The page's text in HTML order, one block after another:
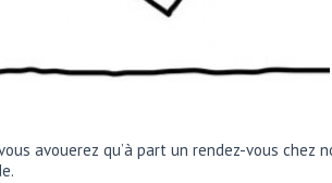
avouerez qu’à part un rendez-vous